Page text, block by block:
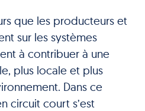
que les producteurs et
sur les systèmes
à contribuer à une
plus locale et plus
Dans ce
circuit court s’est